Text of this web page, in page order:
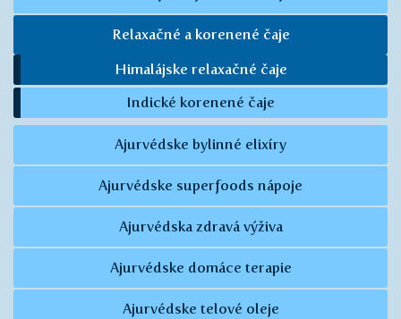
Relaxačné a korenené čaje
Himalájske relaxačné čaje
Indické korenené čaje
Ajurvédske bylinné elixíry
Ajurvédske superfoods nápoje
Ajurvédska zdravá výživa
Ajurvédske domáce terapie
Ajurvédske telové oleje